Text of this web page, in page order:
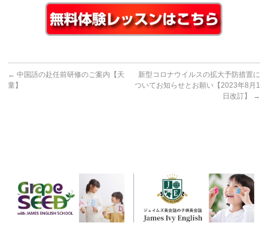
← 中国語の赴任前研修のご案内【天
童】
新型コロナウイルスの拡大予防措置に
ついてお知らせとお願い【2023年8月1
日改訂】
→